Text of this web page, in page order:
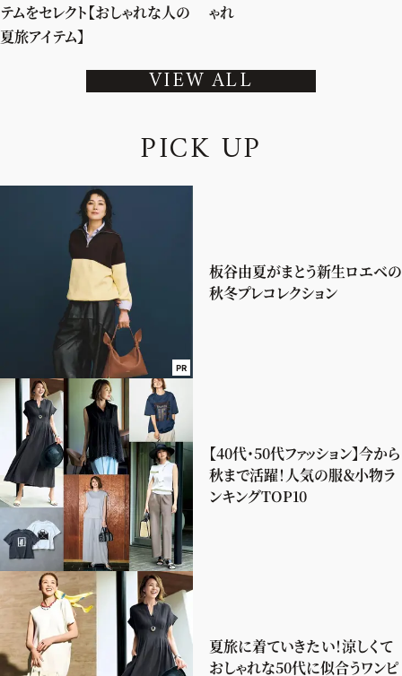
テムをセレクト【おしゃれな人の
夏旅アイテム】
ゃれ
VIEW ALL
PICK UP
PR
板谷由夏がまとう新生ロエベの
秋冬プレコレクション
【40代・50代ファッション】今から
秋まで活躍！人気の服＆小物ラ
ンキングTOP10
夏旅に着ていきたい！涼しくて
おしゃれな50代に似合うワンピ